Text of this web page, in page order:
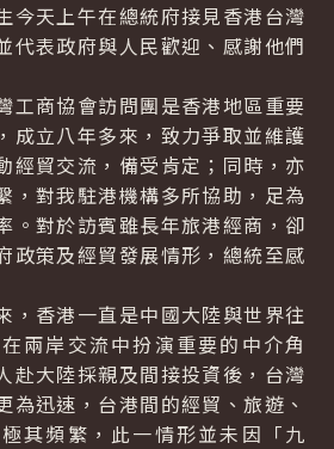
天上午在總統府接見香港台灣
代表政府與人民歡迎、感謝他們
工商協會訪問團是香港地區重要
成立八年多來，致力爭取並維護
經貿交流，備受肯定；同時，亦
，對我駐港機構多所協助，足為
。對於訪賓雖長年旅港經商，卻
政策及經貿發展情形，總統至感
，香港一直是中國大陸與世界往
兩岸交流中扮演重要的中介角
赴大陸採親及間接投資後，台灣
為迅速，台港間的經貿、旅遊、
其頻繁，此一情形並未因「九